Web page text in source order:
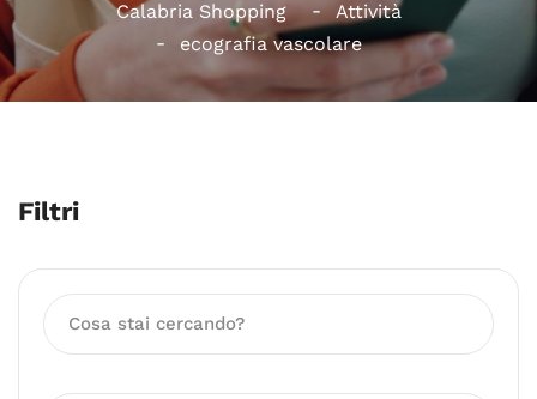
Calabria Shopping
Attività
ecografia vascolare
Filtri